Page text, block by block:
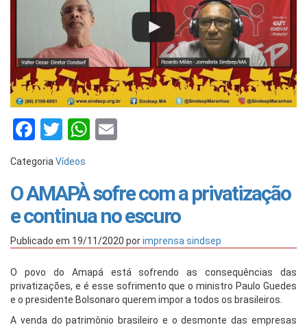
Facebook
TwitterWhatsApp
Categoria Vídeos
O AMAPÀ sofre com a privatização
e continua no escuro
Publicado em 19/11/2020 porimprensa sindsep
O povo do Amapá está sofrendo as consequências das
privatizações, e é esse sofrimento que o ministro Paulo Guedes
e o presidente Bolsonaro querem impor a todos os brasileiros.
A venda do patrimônio brasileiro e o desmonte das empresas